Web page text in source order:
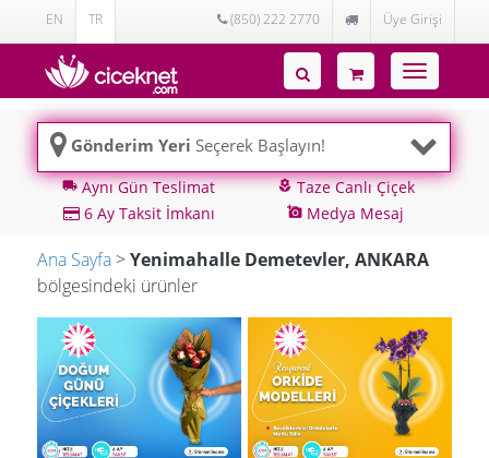
EN TR (850) 222 2770 Üye Girişi
Toggle
navigation
Gönderim Yeri Seçerek Başlayın!
local_shippingAynı Gün Teslimat local_floristTaze Canlı Çiçek
6 Ay Taksit İmkanı
add_a_photo Medya Mesaj
Ana Sayfa >Yenimahalle Demetevler, ANKARA
bölgesindeki ürünler